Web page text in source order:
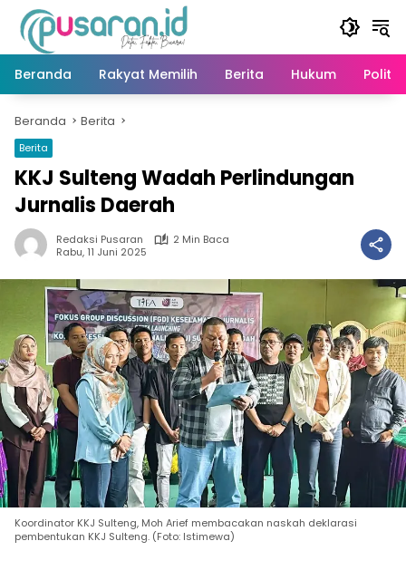
Langsung
konten
Beranda
Rakyat Memilih Berita Hukum Politik
Beranda Berita
Berita
KKJ Sulteng Wadah Perlindungan
Jurnalis Daerah
Redaksi Pusaran
2 Min Baca
Rabu, 11 Juni 2025
Koordinator KKJ Sulteng, Moh Arief membacakan naskah deklarasi
pembentukan KKJ Sulteng. (Foto: Istimewa)